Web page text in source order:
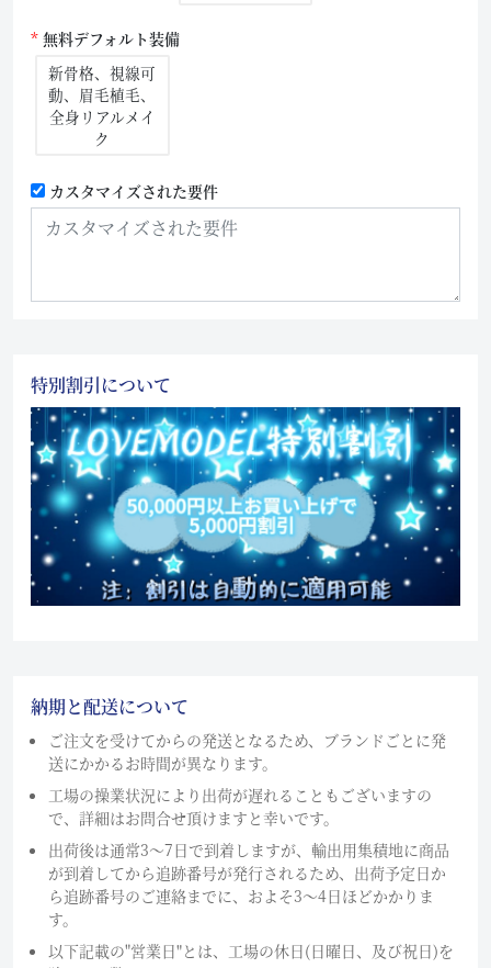
無料デフォルト装備
新骨格、視線可
動、眉毛植毛、
全身リアルメイ
ク
カスタマイズされた要件
特別割引について
納期と配送について
ご注文を受けてからの発送となるため、ブランドごとに発
送にかかるお時間が異なります。
工場の操業状況により出荷が遅れることもございますの
で、詳細はお問合せ頂けますと幸いです。
出荷後は通常3～7日で到着しますが、輸出用集積地に商品
が到着してから追跡番号が発行されるため、出荷予定日か
ら追跡番号のご連絡までに、およそ3〜4日ほどかかりま
す。
以下記載の"営業日"とは、工場の休日(日曜日、及び祝日)を